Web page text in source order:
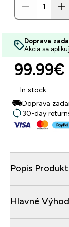
Doprava
Akcia sa
99.99€‎
In stock
Doprava
30-day
Popis
Hlavné